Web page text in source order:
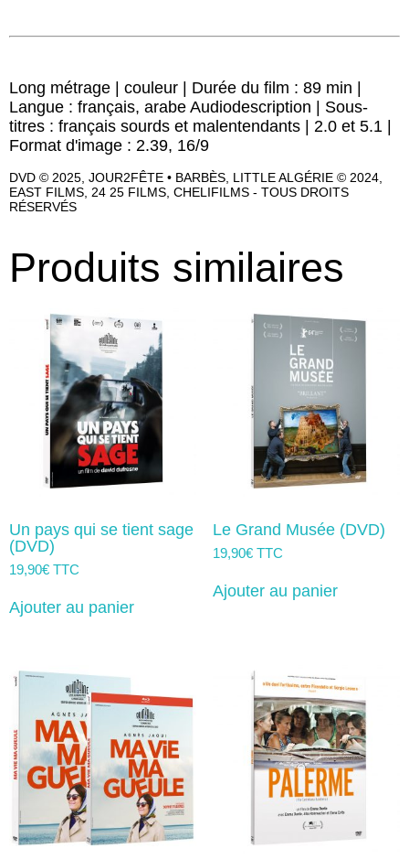
Long métrage | couleur | Durée du film : 89 min |
Langue : français, arabe Audiodescription | Sous-
titres : français sourds et malentendants | 2.0 et 5.1 |
Format d'image : 2.39, 16/9
DVD © 2025, JOUR2FÊTE • BARBÈS, LITTLE ALGÉRIE © 2024,
EAST FILMS, 24 25 FILMS, CHELIFILMS - TOUS DROITS
RÉSERVÉS
Produits similaires
Un pays qui se tient sage
(DVD)
19,90€ TTC
Ajouter au panier
Le Grand Musée (DVD)
19,90€ TTC
Ajouter au panier